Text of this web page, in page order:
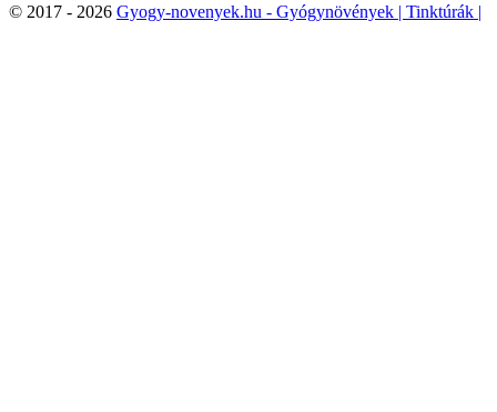
© 2017 - 2026 Gyogy-novenyek.hu - Gyógynövények | Tinktúrák |